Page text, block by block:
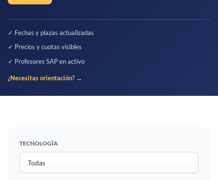
✓ Fechas y plazas actualizadas
✓ Precios y cuotas visibles
✓ Profesores SAP en activo
¿Necesitas orientación? →
TECNOLOGÍA